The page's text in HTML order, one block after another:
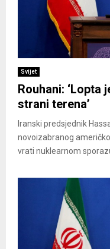
Svijet
Rouhani: ‘Lopta
strani terena’
Iranski predsjednik
novoizabranog
vrati nuklearnom